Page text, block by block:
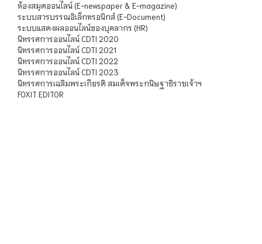
ห้องสมุดออนไลน์ (E-newspaper & E-magazine)
ระบบสารบรรณอิเล็กทรอนิกส์ (E-Document)
ระบบแสดงผลออนไลน์ของบุคลากร (HR)
นิทรรศการออนไลน์ CDTI 2020
นิทรรศการออนไลน์ CDTI 2021
นิทรรศการออนไลน์ CDTI 2022
นิทรรศการออนไลน์ CDTI 2023
นิทรรศการเฉลิมพระเกียรติ สมเด็จพระกนิษฐาธิราชเจ้าฯ
FOXIT EDITOR